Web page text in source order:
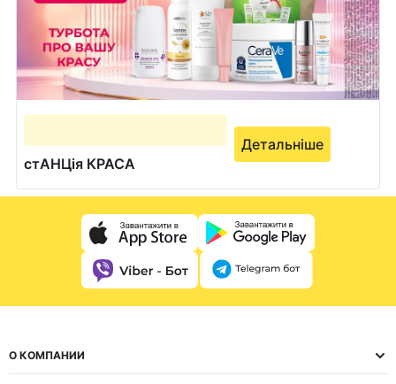
стАНЦія КРАСА
Детальніше
О КОМПАНИИ